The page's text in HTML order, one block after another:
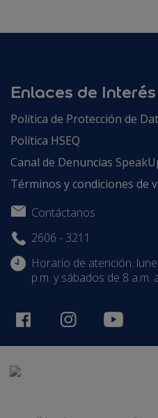
Enlaces de Interés
Política de Protección de
Política HSEQ
Canal de Denuncias
Términos y condiciones de
Contáctanos
2606 - 3211
Horario de atención:
p.m. y sábados de 8 a.m.